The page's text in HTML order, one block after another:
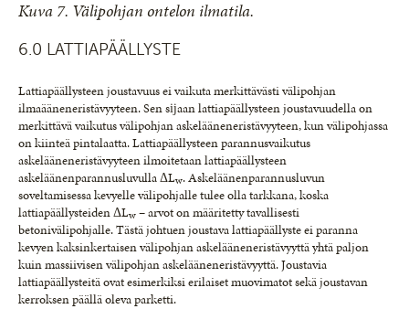
Kuva 7. Välipohjan ontelon ilmatila.
6.0 LATTIAPÄÄLLYSTE
Lattiapäällysteen joustavuus ei vaikuta merkittävästi välipohjan
ilmaääneneristävyyteen. Sen sĳaan lattiapäällysteen joustavuudella on
merkittävä vaikutus välipohjan askelääneneristävyyteen, kun välipohjassa
on kiinteä pintalaatta. Lattiapäällysteen parannusvaikutus
askelääneneristävyyteen ilmoitetaan lattiapäällysteen
askeläänenparannusluvulla ΔLw. Askeläänenparannusluvun
soveltamisessa kevyelle välipohjalle tulee olla tarkkana, koska
lattiapäällysteiden ΔLw – arvot on määritetty tavallisesti
betonivälipohjalle. Tästä johtuen joustava lattiapäällyste ei paranna
kevyen kaksinkertaisen välipohjan askelääneneristävyyttä yhtä paljon
kuin massiivisen välipohjan askelääneneristävyyttä. Joustavia
lattiapäällysteitä ovat esimerkiksi erilaiset muovimatot sekä joustavan
kerroksen päällä oleva parketti.